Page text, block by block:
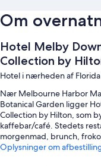
Om
Hotel Melby
Collection by
Hotel i nærheden af
Nær Melbourne Harbor
Botanical Garden ligger
Collection by Hilton, som
kaffebar/café. Stedets
morgenmad, brunch,
på værelset er til rådighed
Oplysninger om